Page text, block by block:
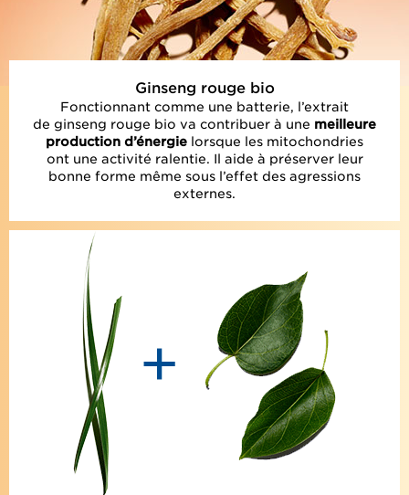
Ginseng rouge bio
Fonctionnant comme une batterie, l’extrait
de ginseng rouge bio va contribuer à une meilleure
production d’énergie lorsque les mitochondries
ont une activité ralentie. Il aide à préserver leur
bonne forme même sous l’effet des agressions
externes.